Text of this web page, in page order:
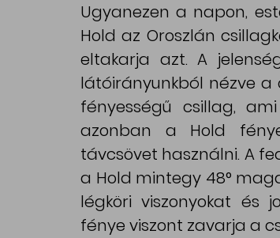
Ugyanezen a napon,
Hold az Oroszlán
eltakarja azt. A
látóirányunkból nézve a
fényességű csillag,
azonban a Hold
távcsövet használni. A
a Hold mintegy 48°
légköri viszonyokat és
fénye viszont zavarja a